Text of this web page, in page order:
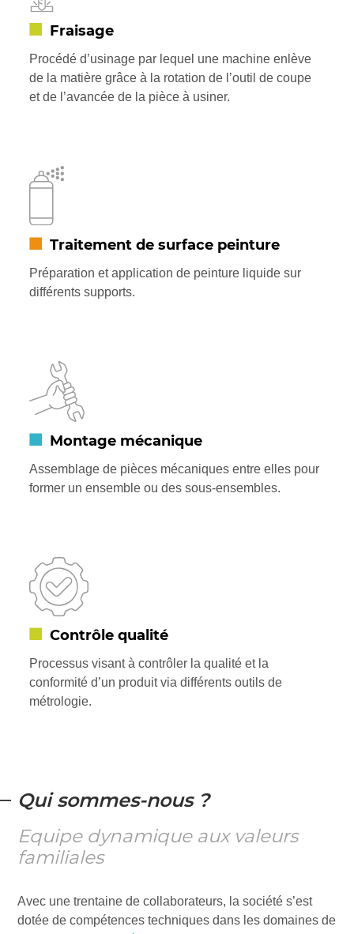
Fraisage
Procédé d’usinage par lequel une machine enlève
de la matière grâce à la rotation de l’outil de coupe
et de l’avancée de la pièce à usiner.
Traitement de surface peinture
Préparation et application de peinture liquide sur
différents supports.
Montage mécanique
Assemblage de pièces mécaniques entre elles pour
former un ensemble ou des sous-ensembles.
Contrôle qualité
Processus visant à contrôler la qualité et la
conformité d’un produit via différents outils de
métrologie.
Qui sommes-nous ?
Equipe dynamique aux valeurs
familiales
Avec une trentaine de collaborateurs, la société s’est
dotée de compétences techniques dans les domaines de